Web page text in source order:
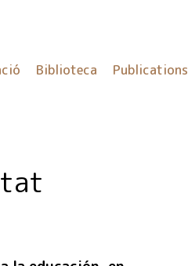
Biblioteca Publications